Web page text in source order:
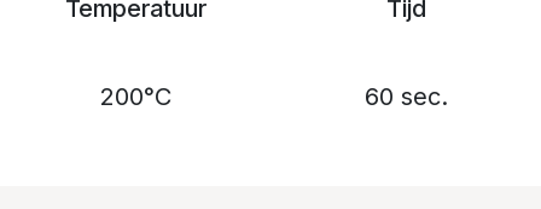
Temperatuur
200°C
Tijd
60 sec.